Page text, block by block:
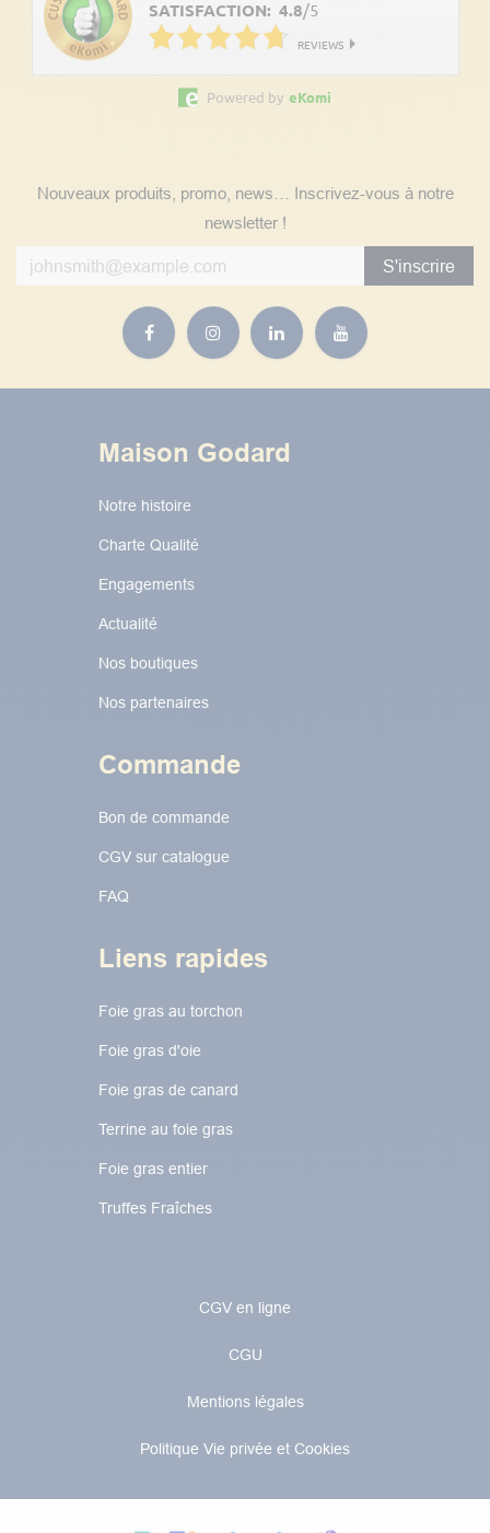
SATISFACTION: 4.8/5
REVIEWS
Powered by eKomi
Nouveaux produits, promo, news… Inscrivez-vous à notre
newsletter !
S'inscrire
Maison Godard
Notre histoire
Charte Qualité
Engagements
Actualité
Nos boutiques
Nos partenaires
Commande
Bon de commande
CGV sur catalogue
FAQ
Liens rapides
Foie gras au torchon​​​​
Foie gras d'oie
Foie gras de canard
Terrine au foie gras
Foie gras entier
Truffes Fraîches
CGV en ligne
CGU
Mentions légales
Politique Vie privée et Cookies